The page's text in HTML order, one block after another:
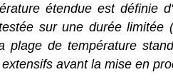
étendue est définie
sur une durée limitée
plage de température
avant la mise en